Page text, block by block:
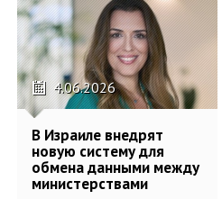
4.06.2026
В Израиле внедрят
новую систему для
обмена данными между
министерствами